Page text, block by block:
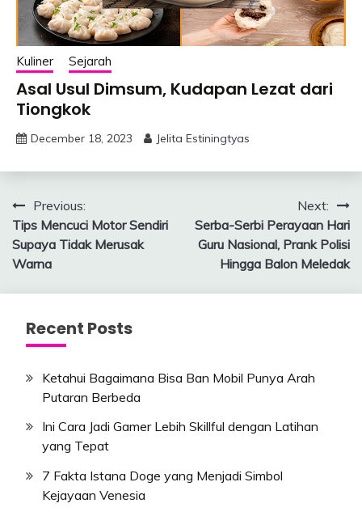
Kuliner Sejarah
Asal Usul Dimsum, Kudapan Lezat dari
Tiongkok
December 18, 2023 Jelita Estiningtyas
Post
navigation
Previous:
Tips Mencuci Motor Sendiri
Supaya Tidak Merusak
Warna
Next:
Serba-Serbi Perayaan Hari
Guru Nasional, Prank Polisi
Hingga Balon Meledak
Recent Posts
Ketahui Bagaimana Bisa Ban Mobil Punya Arah
Putaran Berbeda
Ini Cara Jadi Gamer Lebih Skillful dengan Latihan
yang Tepat
7 Fakta Istana Doge yang Menjadi Simbol
Kejayaan Venesia